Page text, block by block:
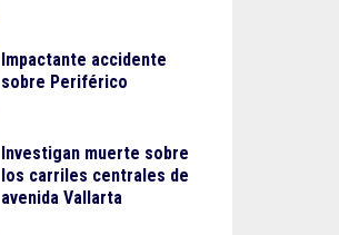
Impactante accidente
sobre Periférico
Investigan muerte sobre
los carriles centrales de
avenida Vallarta